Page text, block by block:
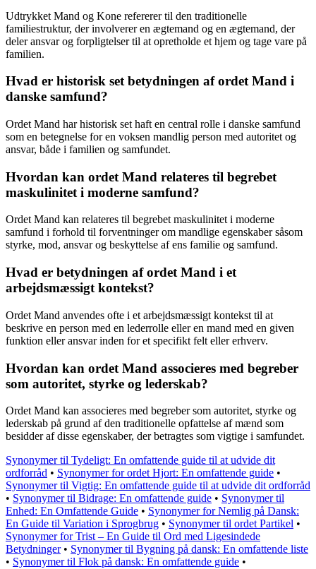
Udtrykket Mand og Kone refererer til den traditionelle
familiestruktur, der involverer en ægtemand og en ægtemand, der
deler ansvar og forpligtelser til at opretholde et hjem og tage vare på
familien.
Hvad er historisk set betydningen af ordet Mand i
danske samfund?
Ordet Mand har historisk set haft en central rolle i danske samfund
som en betegnelse for en voksen mandlig person med autoritet og
ansvar, både i familien og samfundet.
Hvordan kan ordet Mand relateres til begrebet
maskulinitet i moderne samfund?
Ordet Mand kan relateres til begrebet maskulinitet i moderne
samfund i forhold til forventninger om mandlige egenskaber såsom
styrke, mod, ansvar og beskyttelse af ens familie og samfund.
Hvad er betydningen af ordet Mand i et
arbejdsmæssigt kontekst?
Ordet Mand anvendes ofte i et arbejdsmæssigt kontekst til at
beskrive en person med en lederrolle eller en mand med en given
funktion eller ansvar inden for et specifikt felt eller erhverv.
Hvordan kan ordet Mand associeres med begreber
som autoritet, styrke og lederskab?
Ordet Mand kan associeres med begreber som autoritet, styrke og
lederskab på grund af den traditionelle opfattelse af mænd som
besidder af disse egenskaber, der betragtes som vigtige i samfundet.
Synonymer til Tydeligt: En omfattende guide til at udvide dit
ordforråd • Synonymer for ordet Hjort: En omfattende guide •
Synonymer til Vigtig: En omfattende guide til at udvide dit ordforråd
• Synonymer til Bidrage: En omfattende guide • Synonymer til
Enhed: En Omfattende Guide • Synonymer for Nemlig på Dansk:
En Guide til Variation i Sprogbrug • Synonymer til ordet Partikel •
Synonymer for Trist – En Guide til Ord med Ligesindede
Betydninger• Synonymer til Bygning på dansk: En omfattende liste
• Synonymer til Flok på dansk: En omfattende guide •